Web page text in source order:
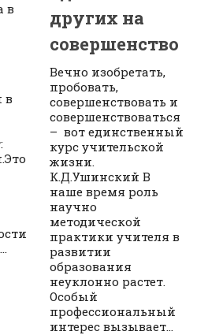
в
в
других на
совершенство
Вечно изобретать,
пробовать,
совершенствовать и
совершенствоваться
– вот единственный
курс учительской
жизни.
К.Д.Ушинский В
наше время роль
научно
методической
практики учителя в
развитии
образования
неуклонно растет.
Особый
профессиональный
интерес вызывает...